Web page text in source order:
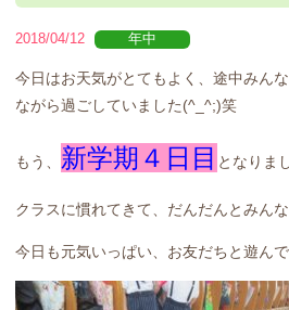
2018/04/12 年中
今日はお天気がとてもよく、途中みん
ながら過ごしていました(^_^;)笑
もう、 新学期４日目 となりま
クラスに慣れてきて、だんだんとみん
今日も元気いっぱい、お友だちと遊ん